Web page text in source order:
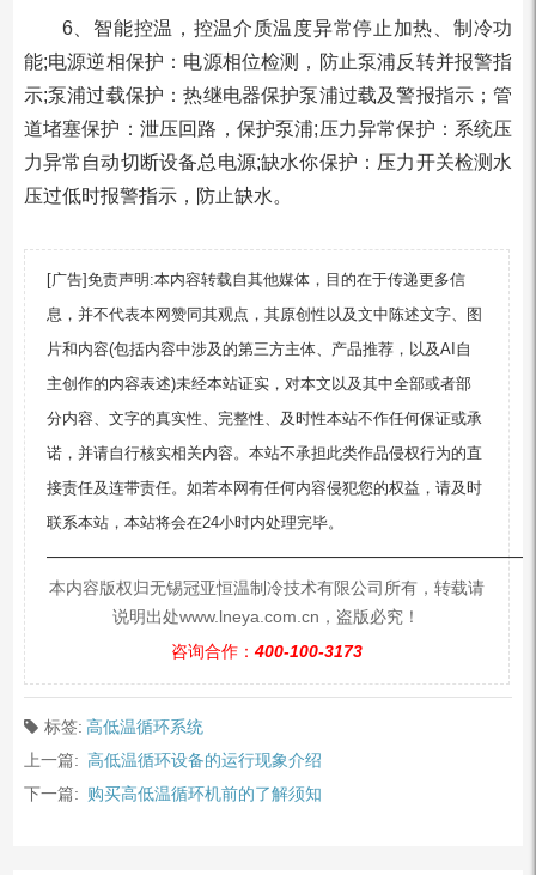
6、智能控温，控温介质温度异常停止加热、制冷功
能;电源逆相保护：电源相位检测，防止泵浦反转并报警指
示;泵浦过载保护：热继电器保护泵浦过载及警报指示；管
道堵塞保护：泄压回路，保护泵浦;压力异常保护：系统压
力异常自动切断设备总电源;缺水你保护：压力开关检测水
压过低时报警指示，防止缺水。
[广告]免责声明:本内容转载自其他媒体，目的在于传递更多信
息，并不代表本网赞同其观点，其原创性以及文中陈述文字、图
片和内容(包括内容中涉及的第三方主体、产品推荐，以及AI自
主创作的内容表述)未经本站证实，对本文以及其中全部或者部
分内容、文字的真实性、完整性、及时性本站不作任何保证或承
诺，并请自行核实相关内容。本站不承担此类作品侵权行为的直
接责任及连带责任。如若本网有任何内容侵犯您的权益，请及时
联系本站，本站将会在24小时内处理完毕。
本内容版权归无锡冠亚恒温制冷技术有限公司所有，转载请
说明出处www.lneya.com.cn，盗版必究！
咨询合作： 400-100-3173
标签: 高低温循环系统
上一篇: 高低温循环设备的运行现象介绍
下一篇: 购买高低温循环机前的了解须知